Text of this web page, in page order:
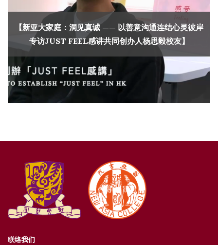
【新亚大家庭：洞见真诚 —— 以善意沟通连结心灵彼岸
专访JUST FEEL感讲共同创办人杨思毅校友】
联络我们